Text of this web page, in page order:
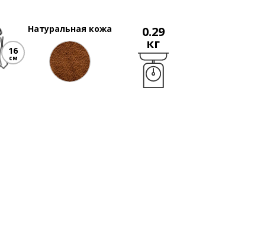
16
см
Натуральная кожа 0.29
кг